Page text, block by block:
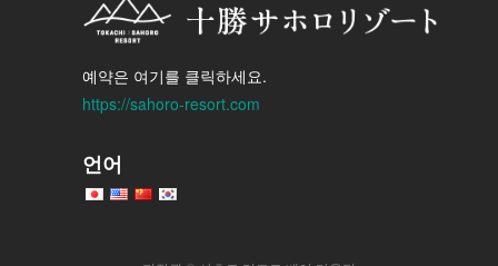
예약은 여기를 클릭하세요.
https://sahoro-resort.com
언어